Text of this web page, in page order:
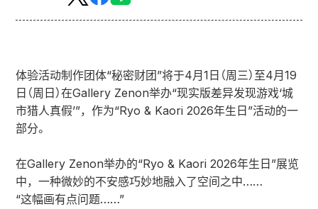
体验活动制作团体“秘密财团”将于4月1日（周三）至4月19
日（周日）在Gallery Zenon举办“现实版差异发现游戏‘城
市猎人真假’”，作为“Ryo & Kaori 2026年生日”活动的一
部分。
在Gallery Zenon举办的“Ryo & Kaori 2026年生日”展览
中，一种微妙的不安感巧妙地融入了空间之中……
“这幅画有点问题……”